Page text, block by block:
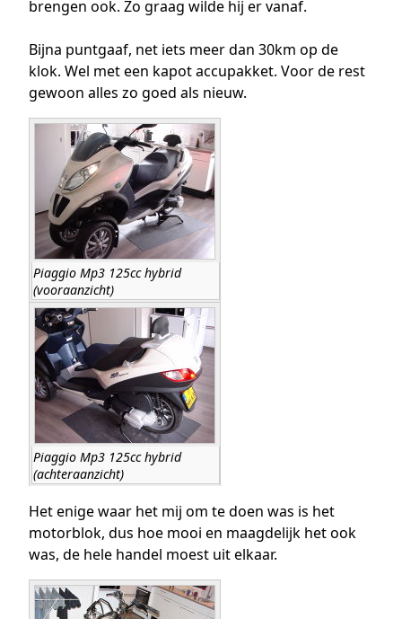
brengen ook. Zo graag wilde hij er vanaf.
Bijna puntgaaf, net iets meer dan 30km op de
klok. Wel met een kapot accupakket. Voor de rest
gewoon alles zo goed als nieuw.
Piaggio Mp3 125cc hybrid
(vooraanzicht)
Piaggio Mp3 125cc hybrid
(achteraanzicht)
Het enige waar het mij om te doen was is het
motorblok, dus hoe mooi en maagdelijk het ook
was, de hele handel moest uit elkaar.